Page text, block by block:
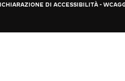
DI ACCESSIBILITÀ - WCAG